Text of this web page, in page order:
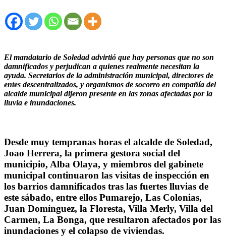
El mandatario de Soledad advirtió que hay personas que no son
damnificados y perjudican a quienes realmente necesitan la
ayuda. Secretarios de la administración municipal, directores de
entes descentralizados, y organismos de socorro en compañía del
alcalde municipal dijeron presente en las zonas afectadas por la
lluvia e inundaciones.
Desde muy tempranas horas el alcalde de Soledad,
Joao Herrera, la primera gestora social del
municipio, Alba Olaya, y miembros del gabinete
municipal continuaron las visitas de inspección en
los barrios damnificados tras las fuertes lluvias de
este sábado, entre ellos Pumarejo, Las Colonias,
Juan Domínguez, la Floresta, Villa Merly, Villa del
Carmen, La Bonga, que resultaron afectados por las
inundaciones y el colapso de viviendas.